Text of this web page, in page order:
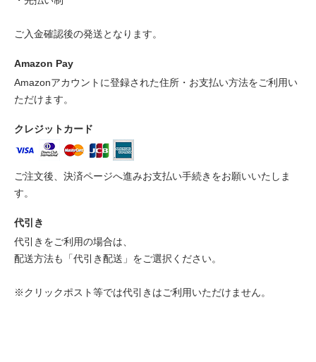
ご入金確認後の発送となります。
Amazon Pay
Amazonアカウントに登録された住所・お支払い方法をご利用い
ただけます。
クレジットカード
ご注文後、決済ページへ進みお支払い手続きをお願いいたしま
す。
代引き
代引きをご利用の場合は、
配送方法も「代引き配送」をご選択ください。
※クリックポスト等では代引きはご利用いただけません。